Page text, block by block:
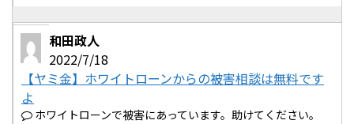
和田政人
2022/7/18
【ヤミ金】ホワイトローンからの被害相談は無料です
よ
ホワイトローンで被害にあっています。助けてください。